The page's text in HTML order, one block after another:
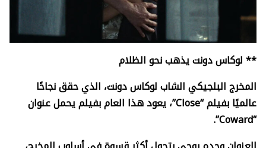
** لوكاس دونت يذهب نحو الظلام
المخرج البلجيكي الشاب لوكاس دونت، الذي حقق نجاحًا
عالميًا بفيلم “Close”، يعود هذا العام بفيلم يحمل عنوان
“
Coward”.